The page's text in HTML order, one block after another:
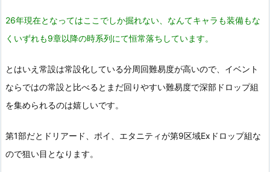
26年現在となってはここでしか掘れない、なんてキャラも装備もな
くいずれも9章以降の時系列にて恒常落ちしています。
とはいえ常設は常設化している分周回難易度が高いので、イベント
ならではの常設と比べるとまだ回りやすい難易度で深部ドロップ組
を集められるのは嬉しいです。
第1部だとドリアード、ポイ、エタニティが第9区域Exドロップ組な
ので狙い目となります。